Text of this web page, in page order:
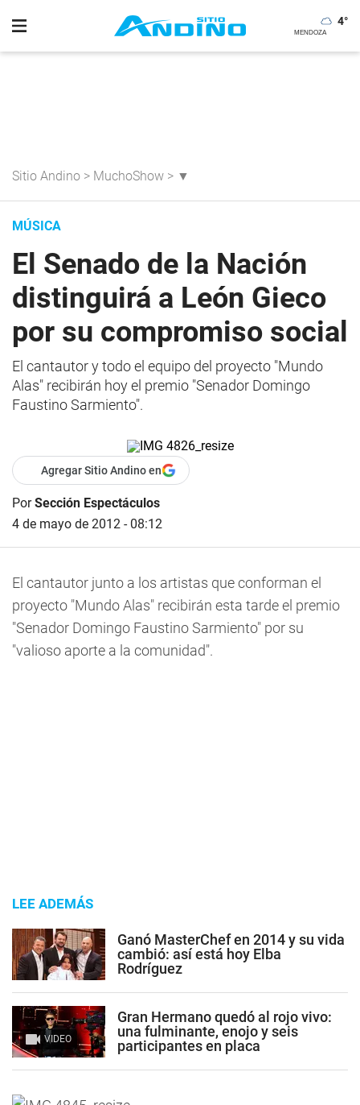
4°
Sitio Andino > MuchoShow > ▼
MÚSICA
El Senado de la Nación
distinguirá a León Gieco
por su compromiso social
El cantautor y todo el equipo del proyecto "Mundo
Alas" recibirán hoy el premio "Senador Domingo
Faustino Sarmiento".
Agregar Sitio Andino en
PorSección Espectáculos
4 de mayo de 2012 - 08:12
El cantautor junto a los artistas que conforman el
proyecto "Mundo Alas" recibirán esta tarde el premio
"Senador Domingo Faustino Sarmiento" por su
"valioso aporte a la comunidad".
LEE ADEMÁS
Ganó MasterChef en 2014 y su vida
cambió: así está hoy Elba
Rodríguez
VIDEO
Gran Hermano quedó al rojo vivo:
una fulminante, enojo y seis
participantes en placa